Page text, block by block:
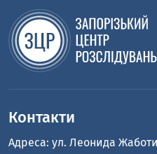
Контакти
Адреса: ул. Леонида